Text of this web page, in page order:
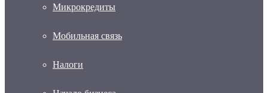
Микрокредиты
Мобильная связь
Налоги